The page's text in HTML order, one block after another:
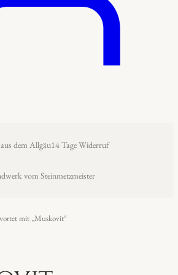
dem Allgäu14 Tage Widerruf
vom Steinmetzmeister
mit „Muskovit“